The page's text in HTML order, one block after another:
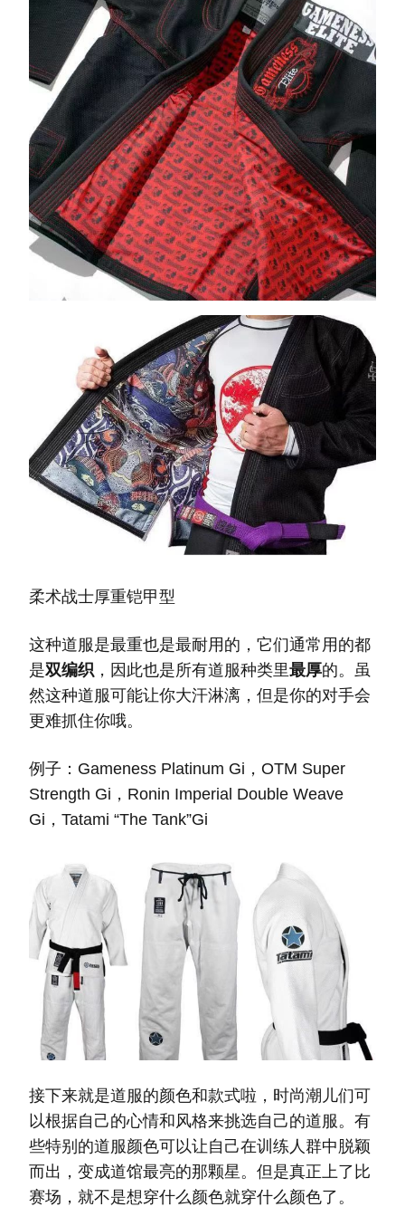
柔术战士厚重铠甲型
这种道服是最重也是最耐用的，它们通常用的都
是双编织 ，因此也是所有道服种类里最厚的。虽
然这种道服可能让你大汗淋漓，但是你的对手会
更难抓住你哦。
例子：Gameness Platinum Gi，OTM Super
Strength Gi，Ronin Imperial Double Weave
Gi，Tatami “The Tank”Gi
接下来就是道服的颜色和款式啦，时尚潮儿们可
以根据自己的心情和风格来挑选自己的道服。有
些特别的道服颜色可以让自己在训练人群中脱颖
而出，变成道馆最亮的那颗星。但是真正上了比
赛场，就不是想穿什么颜色就穿什么颜色了。